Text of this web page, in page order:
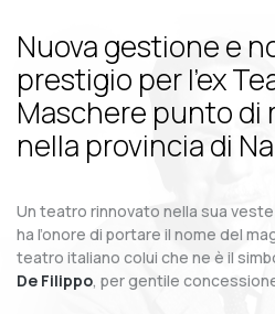
Nuova gestione e
prestigio per l’ex
Maschere punto di
nella provincia di
Un teatro rinnovato nella sua
ha l’onore di portare il nome del
teatro italiano colui che ne è il
De Filippo, per gentile